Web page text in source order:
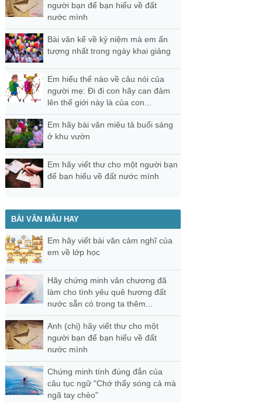
người bạn để bạn hiểu về đất
nước mình
Bài văn kể về kỷ niệm mà em ấn
tượng nhất trong ngày khai giảng
Em hiểu thế nào về câu nói của
người mẹ: Đi đi con hãy can đảm
lên thế giới này là của con...
Em hãy bài văn miêu tả buổi sáng
ở khu vườn
Em hãy viết thư cho một người bạn
để bạn hiểu về đất nước mình
BÀI VĂN MẪU HAY
Em hãy viết bài văn cảm nghĩ của
em về lớp học
Hãy chứng minh văn chương đã
làm cho tình yêu quê hương đất
nước sẵn có trong ta thêm...
Anh (chị) hãy viết thư cho một
người bạn để bạn hiểu về đất
nước mình
Chứng minh tính đúng đắn của
câu tục ngữ "Chớ thấy sóng cả mà
ngã tay chèo"